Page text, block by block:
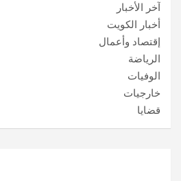
آخر الأخبار
أخبار الكويت
إقتصاد وأعمال
الرياضة
الوفيات
خارجيات
قضايا